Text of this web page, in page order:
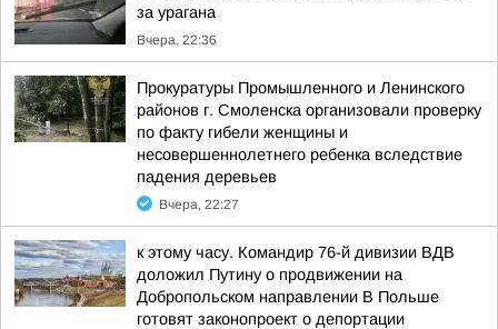
за урагана
Вчера, 22:36
Прокуратуры Промышленного и Ленинского
районов г. Смоленска организовали проверку
по факту гибели женщины и
несовершеннолетнего ребенка вследствие
падения деревьев
Вчера, 22:27
к этому часу. Командир 76-й дивизии ВДВ
доложил Путину о продвижении на
Добропольском направлении В Польше
готовят законопроект о депортации